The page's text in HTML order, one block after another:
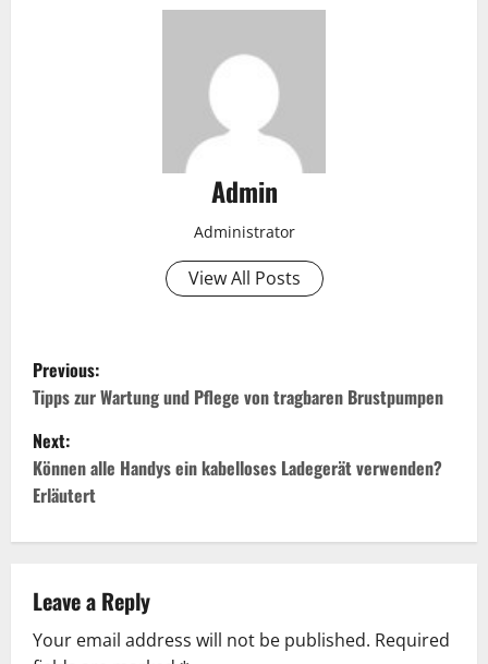
Admin
Administrator
View All Posts
P
o
s
t
n
a
v
Previous:
Tipps zur Wartung und Pflege von tragbaren Brustpumpen
Next:
Können alle Handys ein kabelloses Ladegerät verwenden?
Erläutert
Leave a Reply
Your email address will not be published. Required